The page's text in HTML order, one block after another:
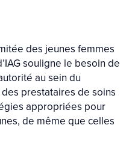
des jeunes femmes
souligne le besoin de
au sein du
prestataires de soins
appropriées pour
de même que celles